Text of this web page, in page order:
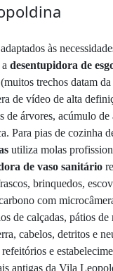
às
desentupidora de
trechos datam
de vídeo de alta
árvores, acúmulo
Para pias de cozinha
utiliza molas
de vaso sanitário
brinquedos,
com
de calçadas, pátios
cabelos, detritos e
e
antigas da Vila